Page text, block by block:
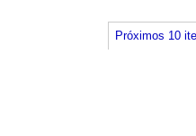
Próximos 10